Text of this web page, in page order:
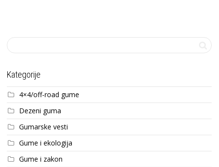
Kategorije
4×4/off-road gume
Dezeni guma
Gumarske vesti
Gume i ekologija
Gume i zakon